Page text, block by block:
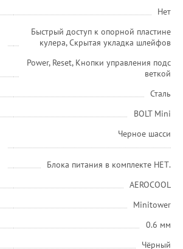
Нет
Быстрый доступ к опорной пластине
кулера, Скрытая укладка шлейфов
Power, Reset, Кнопки управления подс
веткой
Сталь
BOLT Mini
Черное шасси
Блока питания в комплекте НЕТ.
AEROCOOL
Minitower
0.6 мм
Чёрный